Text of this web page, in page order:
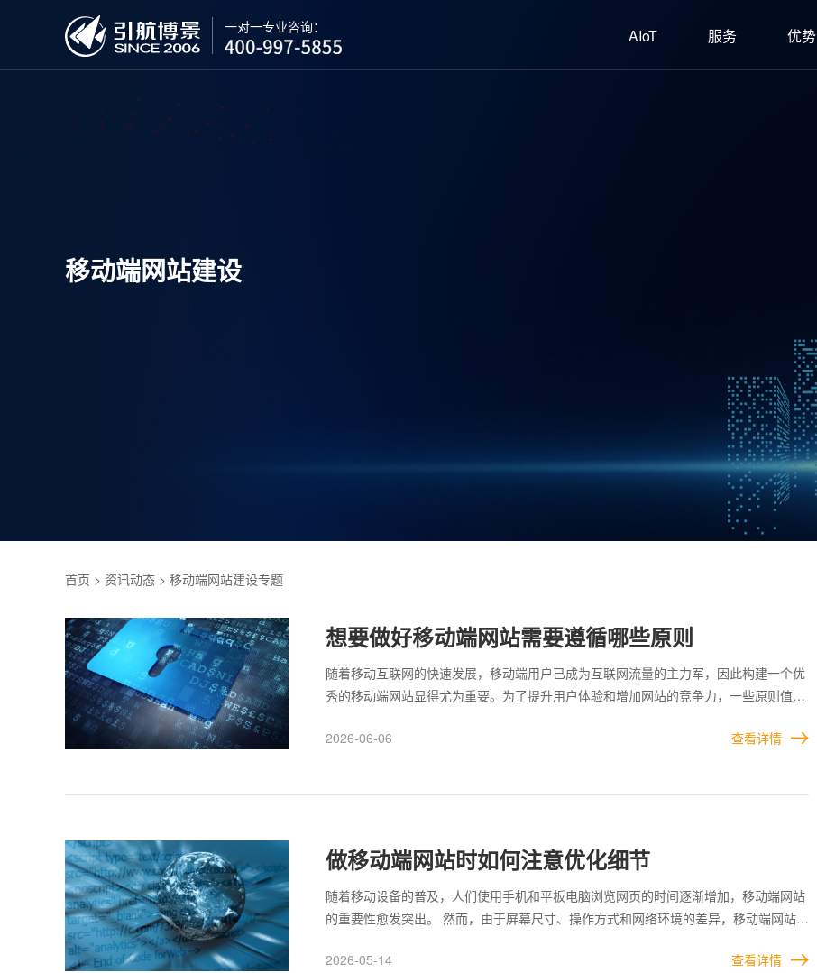
一对一专业咨询： AIoT 服务 优势
移动端网站建设
首页 > 资讯动态 > 移动端网站建设专题
想要做好移动端网站需要遵循哪些原则
随着移动互联网的快速发展，移动端用户已成为互联网流量的主力军，因此构建一个优
秀的移动端网站显得尤为重要。为了提升用户体验和增加网站的竞争力，一些原则值得
导致用户无法快速找到所需信息。通过优化信息结构、精简界面元素，以及采用清晰的
2026-06-06 查看详情
做移动端网站时如何注意优化细节
随着移动设备的普及，人们使用手机和平板电脑浏览网页的时间逐渐增加，移动端网站
的重要性愈发突出。 然而，由于屏幕尺寸、操作方式和网络环境的差异，移动端网站的
站时，需要明确，细节优化对于提升用户体验和网站竞争力至关重要。从页面设计到技
2026-05-14 查看详情